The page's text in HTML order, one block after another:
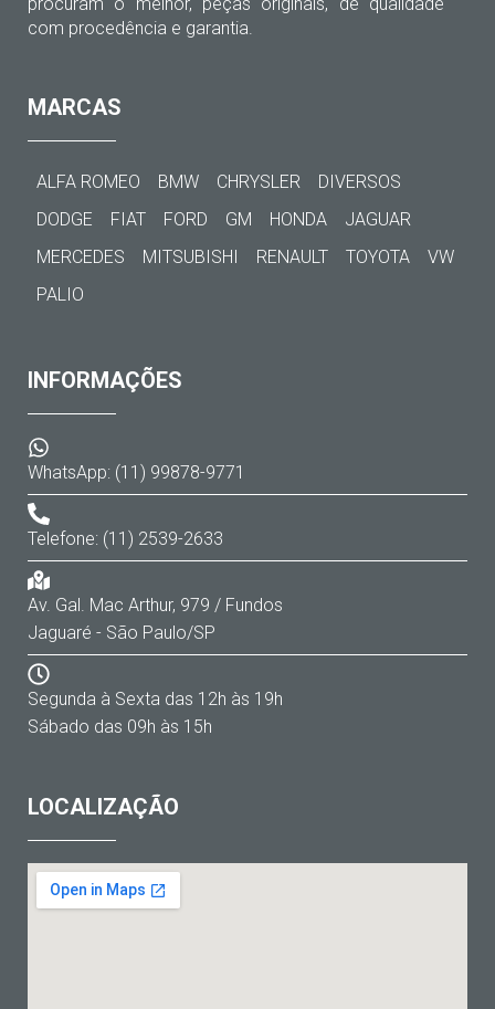
com procedência e garantia.
MARCAS
ALFA ROMEO BMW CHRYSLER
DIVERSOS
DODGE
FIAT FORD GM HONDA
JAGUAR
MERCEDES
MITSUBISHI RENAULT TOYOTA
VW
PALIO
INFORMAÇÕES
WhatsApp: (11) 99878-9771
Telefone: (11) 2539-2633
Av. Gal. Mac Arthur, 979 / Fundos
Jaguaré - São Paulo/SP
Segunda à Sexta das 12h às 19h
Sábado das 09h às 15h
LOCALIZAÇÃO